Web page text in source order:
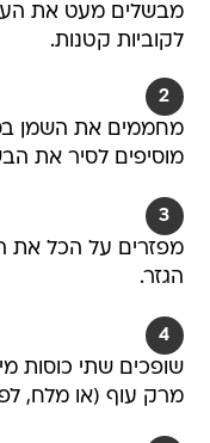
מבשלים מעט את
לקוביות קטנות.
2
מחממים את השמן
מוסיפים לסיר את
3
מפזרים על הכל את
הגזר.
4
שופכים שתי כוסות
מרק עוף (או מלח,